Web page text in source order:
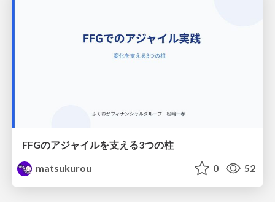
FFGのアジャイルを支える3つの柱
matsukurou
0 52